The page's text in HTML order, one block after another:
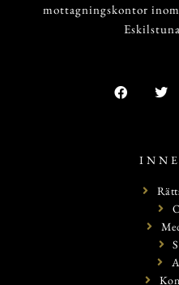
mottagningskontor